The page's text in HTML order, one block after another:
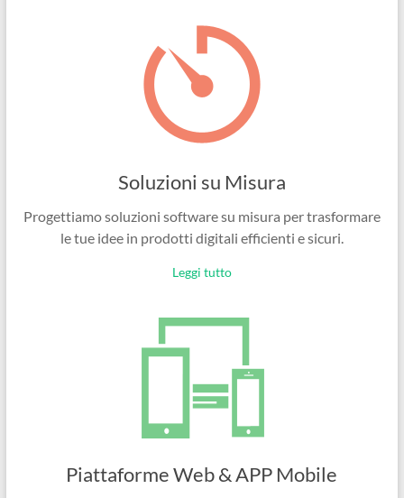
Soluzioni su Misura
Progettiamo soluzioni software su misura per trasformare
le tue idee in prodotti digitali efficienti e sicuri.
Leggi tutto
Piattaforme Web & APP Mobile